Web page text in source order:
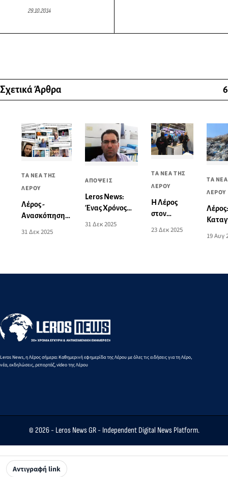
29.10.2014
Σχετικά Άρθρα 6
ΤΑ ΝΕΑ ΤΗΣ
ΛΕΡΟΥ
Λέρος -
Ανασκόπηση
31 Δεκ 2025
ΑΠΟΨΕΙΣ
Leros News:
Ένας Χρόνος
31 Δεκ 2025
ΤΑ ΝΕΑ ΤΗΣ
ΛΕΡΟΥ
Η Λέρος
στον
23 Δεκ 2025
ΤΑ
ΛΕΡΟΥ
Λέρος:
19 Αυγ
Αντιγραφή link
Leros News, η Λέρος σήμερα: Καθημερινή εφημερίδα της Λέρου με όλες τις ειδήσεις για τη Λέρο,
νέα, εκδηλώσεις, ρεπορτάζ, video της Λέρου
© 2026 - Leros News GR- Independent Digital News Platform.